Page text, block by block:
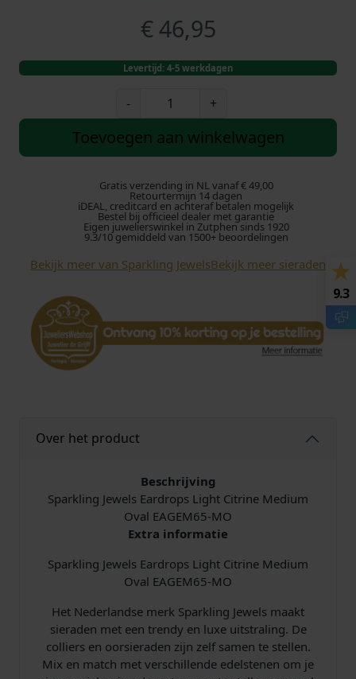
€46,95
Levertijd: 4-5 werkdagen
-
a
l
i
n
g
e
l
s
o
L
t
t
r
i
n
+
Toevoegen aan winkelwagen
Gratis verzending in NL vanaf € 49,00
Retourtermijn 14 dagen
iDEAL, creditcard en achteraf betalen mogelijk
Bestel bij officieel dealer met garantie
Eigen juwelierswinkel in Zutphen sinds 1920
9.3/10 gemiddeld van 1500+ beoordelingen
Bekijk meer van Sparkling JewelsBekijk meer sieraden
Over het product
Beschrijving
Sparkling Jewels Eardrops Light Citrine Medium
Oval EAGEM65-MO
Extra informatie
Sparkling Jewels Eardrops Light Citrine Medium
Oval EAGEM65-MO
Het Nederlandse merk Sparkling Jewels maakt
sieraden met een trendy en luxe uitstraling. De
colliers en oorsieraden zijn zelf samen te stellen.
Mix en match met verschillende edelstenen om je
9.3